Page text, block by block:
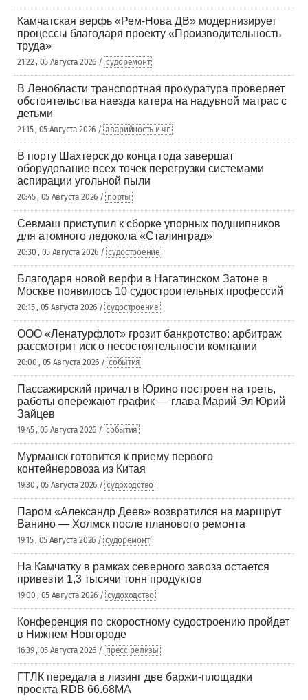
Камчатская верфь «Рем-Нова ДВ» модернизирует
процессы благодаря проекту «Производительность
труда»
21:22 , 05 Августа 2026 / судоремонт
В Ленобласти транспортная прокуратура проверяет
обстоятельства наезда катера на надувной матрас с
детьми
21:15 , 05 Августа 2026 / аварийность и чп
В порту Шахтерск до конца года завершат
оборудование всех точек перегрузки системами
аспирации угольной пыли
20:45 , 05 Августа 2026 / порты
Севмаш приступил к сборке упорных подшипников
для атомного ледокола «Сталинград»
20:30 , 05 Августа 2026 / судостроение
Благодаря новой верфи в Нагатинском Затоне в
Москве появилось 10 судостроительных профессий
20:15 , 05 Августа 2026 / судостроение
ООО «Ленатурфлот» грозит банкротство: арбитраж
рассмотрит иск о несостоятельности компании
20:00 , 05 Августа 2026 / события
Пассажирский причал в Юрино построен на треть,
работы опережают график — глава Марий Эл Юрий
Зайцев
19:45 , 05 Августа 2026 / события
Мурманск готовится к приему первого
контейнеровоза из Китая
19:30 , 05 Августа 2026 / судоходство
Паром «Александр Деев» возвратился на маршрут
Ванино — Холмск после планового ремонта
19:15 , 05 Августа 2026 / судоремонт
На Камчатку в рамках северного завоза остается
привезти 1,3 тысячи тонн продуктов
19:00 , 05 Августа 2026 / судоходство
Конференция по скоростному судостроению пройдет
в Нижнем Новгороде
16:39 , 05 Августа 2026 / пресс-релизы
ГТЛК передала в лизинг две баржи-площадки
проекта RDB 66.68МА